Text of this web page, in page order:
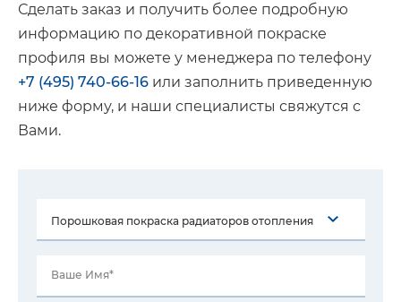
Сделать заказ и получить более подробную
информацию по декоративной покраске
профиля вы можете у менеджера по телефону
+7 (495) 740-66-16 или заполнить приведенную
ниже форму, и наши специалисты свяжутся с
Вами.
Ваше Имя*